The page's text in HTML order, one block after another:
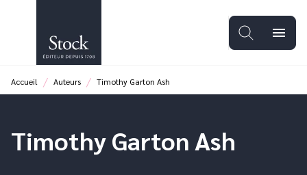
PIED DE PAGE
menu
Accueil / Auteurs / Timothy Garton Ash
Timothy Garton Ash